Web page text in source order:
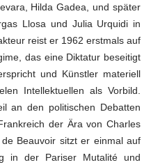
Hilda Gadea, und später
Llosa und Julia Urquidi in
reist er 1962 erstmals auf
das eine Diktatur beseitigt
und Künstler materiell
Intellektuellen als Vorbild.
an den politischen Debatten
der Ära von Charles
Beauvoir sitzt er einmal auf
in der Pariser Mutalité und